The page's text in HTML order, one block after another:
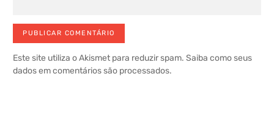
Este site utiliza o Akismet para reduzir spam. Saiba como seus
dados em comentários são processados.